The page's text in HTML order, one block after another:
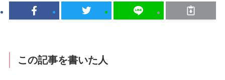
この記事を書いた人